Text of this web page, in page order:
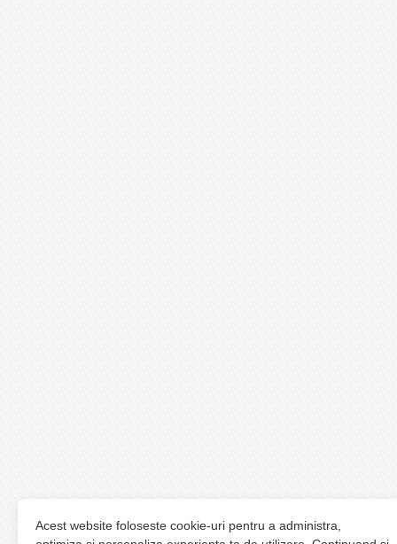
Acest website foloseste cookie-uri pentru a administra,